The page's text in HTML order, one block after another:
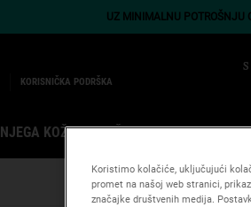
UZ MINIMALNU POTROŠNJU
KORISNIČKA PODRŠKA
NJEGA KOŽE MUŠKARCI TIJELO
Koristimo kolačiće, uključujući
promet na našoj web stranici,
značajke društvenih medija.